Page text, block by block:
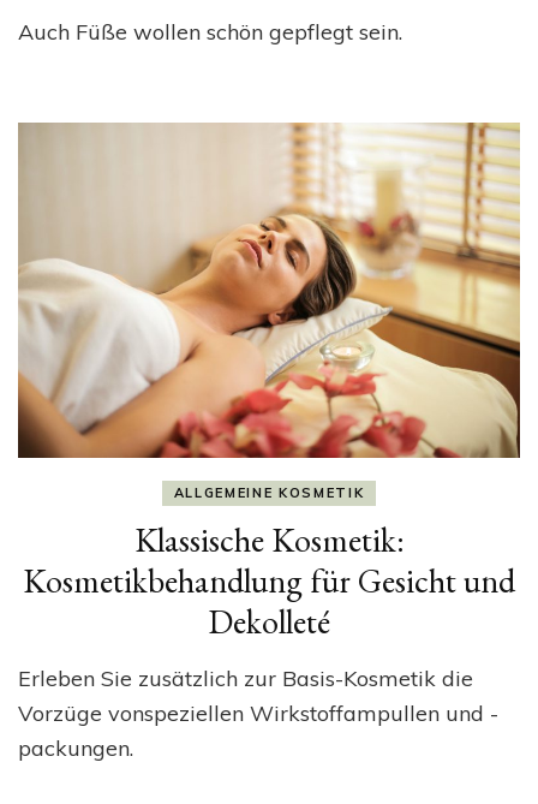
Auch Füße wollen schön gepflegt sein.
ALLGEMEINE KOSMETIK
Klassische Kosmetik:
Kosmetikbehandlung für Gesicht und
Dekolleté
Erleben Sie zusätzlich zur Basis-Kosmetik die
Vorzüge vonspeziellen Wirkstoffampullen und -
packungen.